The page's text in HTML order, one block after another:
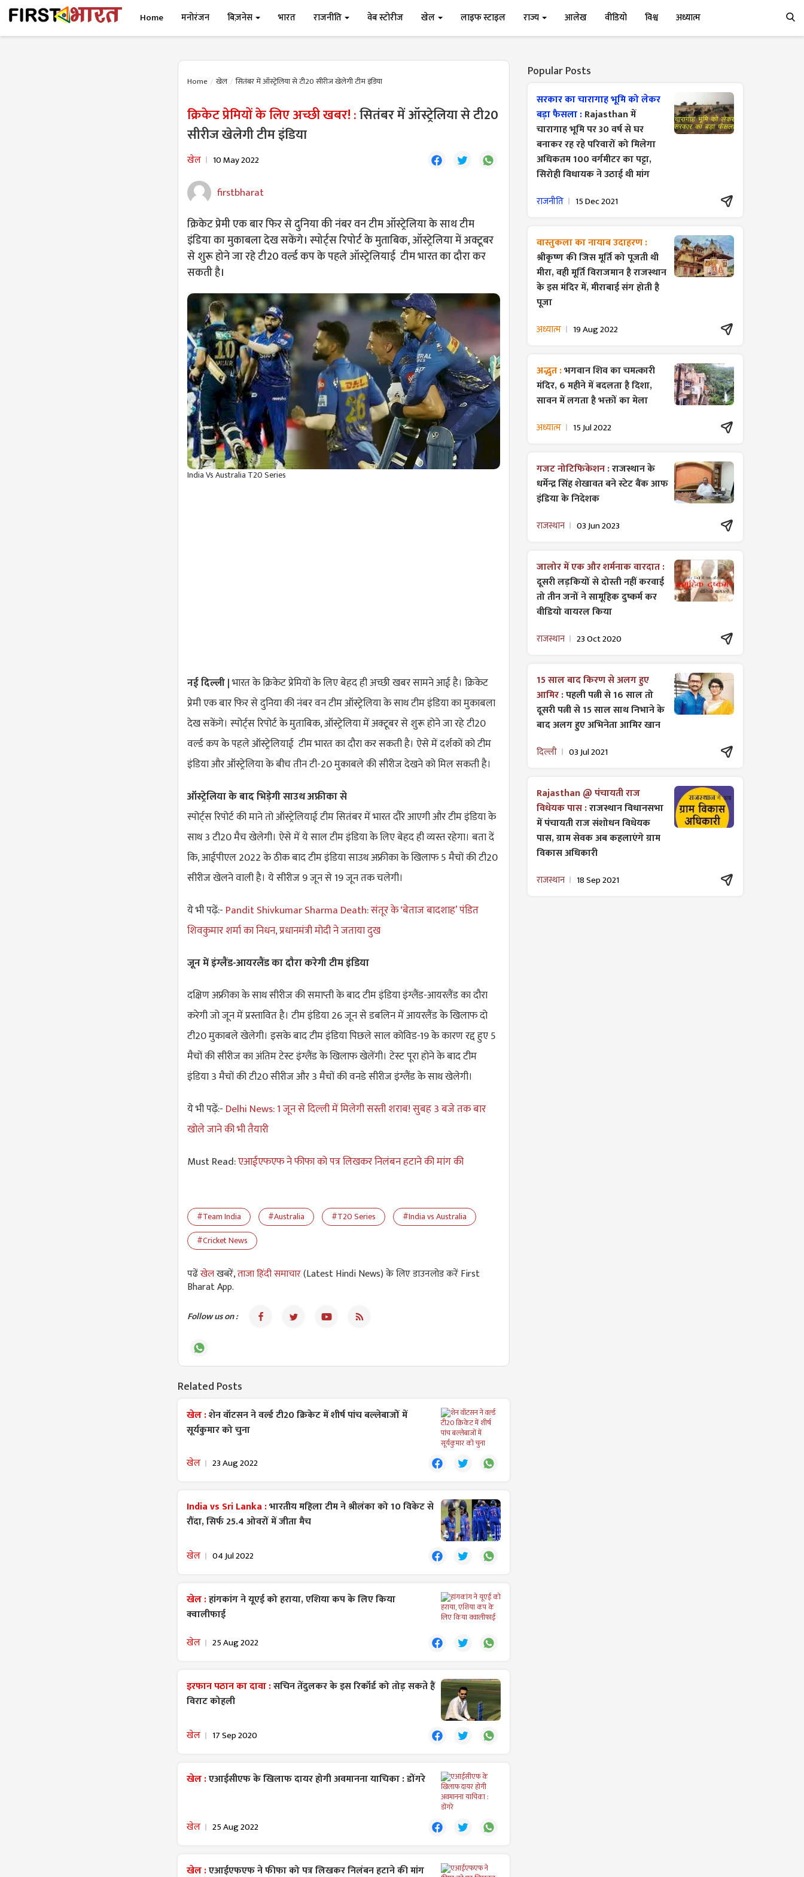
Home मनोरंजन बिज़नेस भारत राजनीति वेब स्टोरीज खेल लाइफ स्टाइल राज्य आलेख वीडियो विश्व अध्यात्म
Home खेल सितंबर में ऑस्ट्रेलिया से टी20 सीरीज खेलेगी टीम इंडिया
क्रिकेट प्रेमियों के लिए अच्छी खबर! :सितंबर में ऑस्ट्रेलिया से टी20
सीरीज खेलेगी टीम इंडिया
खेल 10 May 2022
firstbharat
क्रिकेट प्रेमी एक बार फिर से दुनिया की नंबर वन टीम ऑस्ट्रेलिया के साथ टीम
इंडिया का मुकाबला देख सकेंगे। स्पोर्ट्स रिपोर्ट के मुताबिक, ऑस्ट्रेलिया में अक्टूबर
से शुरू होने जा रहे टी20 वर्ल्ड कप के पहले ऑस्ट्रेलियाई टीम भारत का दौरा कर
सकती है।
India Vs Australia T20 Series
नई दिल्ली |भारत के क्रिकेट प्रेमियों के लिए बेहद ही अच्छी खबर सामने आई है। क्रिकेट
प्रेमी एक बार फिर से दुनिया की नंबर वन टीम ऑस्ट्रेलिया के साथ टीम इंडिया का मुकाबला
देख सकेंगे। स्पोर्ट्स रिपोर्ट के मुताबिक, ऑस्ट्रेलिया में अक्टूबर से शुरू होने जा रहे टी20
वर्ल्ड कप के पहले ऑस्ट्रेलियाई टीम भारत का दौरा कर सकती है। ऐसे में दर्शकों को टीम
इंडिया और ऑस्ट्रेलिया के बीच तीन टी-20 मुकाबले की सीरीज देखने को मिल सकती है।
ऑस्ट्रेलिया के बाद भिड़ेगी साउथ अफ्रीका से
स्पोर्ट्स रिपोर्ट की माने तो ऑस्ट्रेलियाई टीम सितंबर में भारत दौरे आएगी और टीम इंडिया के
साथ 3 टी20 मैच खेलेगी। ऐसे में ये साल टीम इंडिया के लिए बेहद ही व्यस्त रहेगा। बता दें
कि, आईपीएल 2022 के ठीक बाद टीम इंडिया साउथ अफ्रीका के खिलाफ 5 मैचों की टी20
सीरीज खेलने वाली है। ये सीरीज 9 जून से 19 जून तक चलेगी।
ये भी पढ़ें:- Pandit Shivkumar Sharma Death: संतूर के ‘बेताज बादशाह’ पंडित
शिवकुमार शर्मा का निधन, प्रधानमंत्री मोदी ने जताया दुख
जून में इंग्लैंड-आयरलैंड का दौरा करेगी टीम इंडिया
दक्षिण अफ्रीका के साथ सीरीज की समाप्ती के बाद टीम इंडिया इंग्लैंड-आयरलैंड का दौरा
करेगी जो जून में प्रस्तावित है। टीम इंडिया 26 जून से डबलिन में आयरलैंड के खिलाफ दो
टी20 मुकाबले खेलेगी। इसके बाद टीम इंडिया पिछले साल कोविड-19 के कारण रद्द हुए 5
मैचों की सीरीज का अंतिम टेस्ट इंग्लैंड के खिलाफ खेलेंगी। टेस्ट पूरा होने के बाद टीम
इंडिया 3 मैचों की टी20 सीरीज और 3 मैचों की वनडे सीरीज इंग्लैंड के साथ खेलेगी।
ये भी पढ़ें:- Delhi News: 1 जून से दिल्ली में मिलेगी सस्ती शराब! सुबह 3 बजे तक बार
खोले जाने की भी तैयारी
Must Read:एआईएफएफ ने फीफा को पत्र लिखकर निलंबन हटाने की मांग की
#Team India #Australia #T20 Series
#India vs Australia
#Cricket News
पढेंखेलखबरें,ताजा हिंदी समाचार(Latest Hindi News) के लिए डाउनलोड करें First
Bharat App.
Follow us on :
Related Posts
खेल :शेन वॉटसन ने वर्ल्ड टी20 क्रिकेट में शीर्ष पांच बल्लेबाजों में
सूर्यकुमार को चुना
खेल 23 Aug 2022
India vs Sri Lanka :भारतीय महिला टीम ने श्रीलंका को 10 विकेट से
रौंदा, सिर्फ 25.4 ओवरों में जीता मैच
खेल 04 Jul 2022
खेल :हांगकांग ने यूएई को हराया, एशिया कप के लिए किया
क्वालीफाई
खेल 25 Aug 2022
इरफान पठान का दावा :सचिन तेंदुलकर के इस रिकॉर्ड को तोड़ सकते हैं
विराट कोहली
खेल 17 Sep 2020
खेल :एआईसीएफ के खिलाफ दायर होगी अवमानना याचिका : डोंगरे
खेल 25 Aug 2022
खेल :एआईएफएफ ने फीफा को पत्र लिखकर निलंबन हटाने की मांग
Popular Posts
सरकार का चारागाह भूमि को लेकर
बड़ा फैसला :Rajasthan में
चारागाह भूमि पर 30 वर्ष से घर
बनाकर रह रहे परिवारों को मिलेगा
अधिकतम 100 वर्गमीटर का पट्टा,
सिरोही विधायक ने उठाई थी मांग
राजनीति 15 Dec 2021
वास्तुकला का नायाब उदाहरण :
श्रीकृष्ण की जिस मूर्ति को पूजती थी
मीरा, वही मूर्ति विराजमान है राजस्थान
के इस मंदिर में, मीराबाई संग होती है
पूजा
अध्यात्म 19 Aug 2022
अद्भुत :भगवान शिव का चमत्कारी
मंदिर, 6 महीने में बदलता है दिशा,
सावन में लगता है भक्तों का मेला
अध्यात्म 15 Jul 2022
गजट ​नोटिफिकेशन :राजस्थान के
धर्मेन्द्र सिंह शेखावत बने स्टेट बैंक आफ
इंडिया के निदेशक
राजस्थान 03 Jun 2023
जालोर में एक और शर्मनाक वारदात :
दूसरी लड़कियों से दोस्ती नहीं करवाई
तो तीन जनों ने सामूहिक दुष्कर्म कर
वीडियो वायरल किया
राजस्थान 23 Oct 2020
15 साल बाद किरण से अलग हुए
आमिर :पहली पत्नी से 16 साल तो
दूसरी पत्नी से 15 साल साथ निभाने के
बाद अलग हुए अभिनेता आमिर खान
दिल्ली 03 Jul 2021
Rajasthan @ पंचायती राज
विधेयक पास :राजस्थान विधानसभा
में पंचायती राज ​संशोधन विधेयक
पास, ग्राम सेवक अब कहलाएंगे ग्राम
विकास अधिकारी
राजस्थान 18 Sep 2021